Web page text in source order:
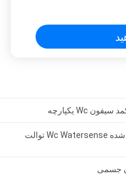
حمام های لوکس توالت های کف نصب شده Wc Watersense توالت
جسمی